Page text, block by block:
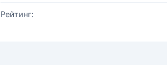
Рейтинг: